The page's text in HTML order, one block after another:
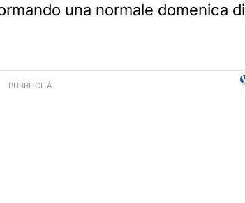
una normale domenica di